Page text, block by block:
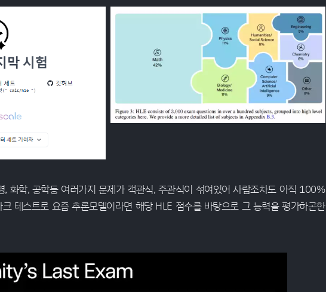
, 화학, 공학등 여러가지 문제가 객관식, 주관식이 섞여있어 사람조차도 아직 100%
테스트로 요즘 추론모델이라면 해당 HLE 점수를 바탕으로 그 능력을 평가하곤한